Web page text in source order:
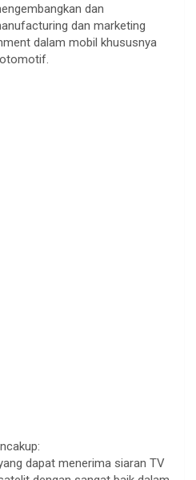
dan
dan marketing
dalam mobil khususnya
dapat menerima siaran TV